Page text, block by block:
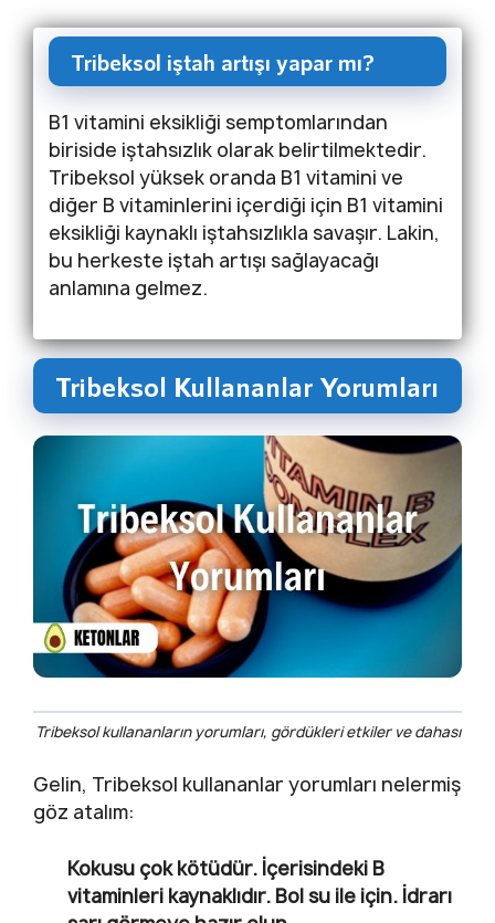
Tribeksol iştah artışı yapar mı?
B1 vitamini eksikliği semptomlarından
biriside iştahsızlık olarak belirtilmektedir.
Tribeksol yüksek oranda B1 vitamini ve
diğer B vitaminlerini içerdiği için B1 vitamini
eksikliği kaynaklı iştahsızlıkla savaşır. Lakin,
bu herkeste iştah artışı sağlayacağı
anlamına gelmez.
Tribeksol Kullananlar Yorumları
Tribeksol kullananların yorumları, gördükleri etkiler ve dahası
Gelin, Tribeksol kullananlar yorumları nelermiş
göz atalım:
Kokusu çok kötüdür. İçerisindeki B
vitaminleri kaynaklıdır. Bol su ile için. İdrarı